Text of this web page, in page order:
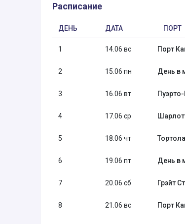
Расписание
ДЕНЬ ДАТА ПОРТ
1 14.06 вс Порт
2 15.06 пн День в
3 16.06 вт
4 17.06 ср
5 18.06 чт
6 19.06 пт День в
7 20.06 сб Грэйт
8 21.06 вс Порт